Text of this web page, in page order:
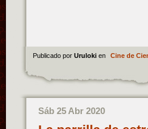
Publicado por Uruloki en Cine de
Sáb 25 Abr 2020